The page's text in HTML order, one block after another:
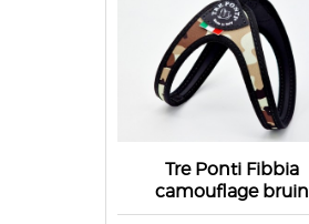
Tre Ponti Fibbia
camouflage bruin